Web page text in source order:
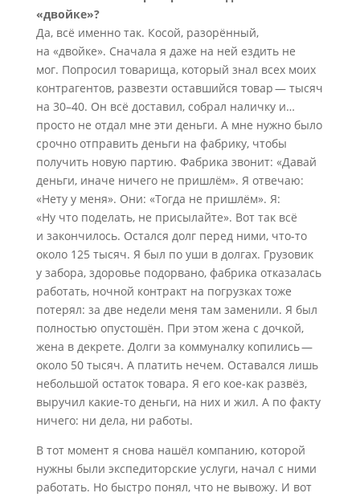
«двойке»?
Да, всё именно так. Косой, разорённый,
на «двойке». Сначала я даже на ней ездить не
мог. Попросил товарища, который знал всех моих
контрагентов, развезти оставшийся товар — тысяч
на 30–40. Он всё доставил, собрал наличку и…
просто не отдал мне эти деньги. А мне нужно было
срочно отправить деньги на фабрику, чтобы
получить новую партию. Фабрика звонит: «Давай
деньги, иначе ничего не пришлём». Я отвечаю:
«Нету у меня». Они: «Тогда не пришлём». Я:
«Ну что поделать, не присылайте». Вот так всё
и закончилось. Остался долг перед ними, что-то
около 125 тысяч. Я был по уши в долгах. Грузовик
у забора, здоровье подорвано, фабрика отказалась
работать, ночной контракт на погрузках тоже
потерял: за две недели меня там заменили. Я был
полностью опустошён. При этом жена с дочкой,
жена в декрете. Долги за коммуналку копились —
около 50 тысяч. А платить нечем. Оставался лишь
небольшой остаток товара. Я его кое-как развёз,
выручил какие-то деньги, на них и жил. А по факту
ничего: ни дела, ни работы.
В тот момент я снова нашёл компанию, которой
нужны были экспедиторские услуги, начал с ними
работать. Но быстро понял, что не вывожу. И вот